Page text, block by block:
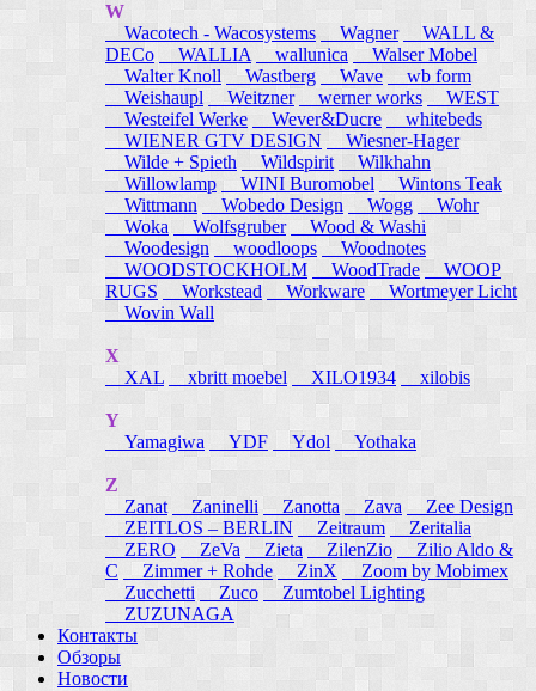
W
Wacotech - Wacosystems
Wagner
WALL &
DECo
WALLIA wallunica
Walser Mobel
Walter Knoll
Wastberg Wave
wb form
Weishaupl
Weitzner werner works
WEST
Westeifel Werke
Wever&Ducre
whitebeds
WIENER GTV DESIGN
Wiesner-Hager
Wilde + Spieth
Wildspirit
Wilkhahn
Willowlamp
WINI Buromobel
Wintons Teak
Wittmann
Wobedo Design Wogg
Wohr
Woka
Wolfsgruber
Wood & Washi
Woodesign
woodloops
Woodnotes
WOODSTOCKHOLM
WoodTrade
WOOP
RUGS
Workstead Workware
Wortmeyer Licht
Wovin Wall
X
XAL
xbritt moebel XILO1934 xilobis
Y
Yamagiwa
YDF Ydol Yothaka
Z
Zanat
Zaninelli Zanotta Zava
Zee Design
ZEITLOS – BERLIN
Zeitraum
Zeritalia
ZERO
ZeVa Zieta ZilenZio
Zilio Aldo &
C
Zimmer + Rohde ZinX
Zoom by Mobimex
Zucchetti
Zuco
Zumtobel Lighting
ZUZUNAGA
Контакты
Обзоры
Новости